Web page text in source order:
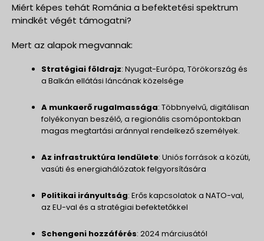
Miért képes tehát Románia a befektetési spektrum
mindkét végét támogatni?
Mert az alapok megvannak:
Stratégiai földrajz: Nyugat-Európa, Törökország és
a Balkán ellátási láncának közelsége
A munkaerő rugalmassága: Többnyelvű, digitálisan
folyékonyan beszélő, a regionális csomópontokban
magas megtartási aránnyal rendelkező személyek.
Az infrastruktúra lendülete: Uniós források a közúti,
vasúti és energiahálózatok felgyorsítására
Politikai irányultság: Erős kapcsolatok a NATO-val,
az EU-val és a stratégiai befektetőkkel
Schengeni hozzáférés: 2024 márciusától